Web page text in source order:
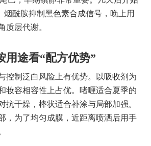
烟酰胺抑制黑色素合成信号，晚上用
质层代谢。
用途看“配方优势”
控制泛白风险上有优势。以吸收剂为
妆容相容性上占优。啫喱适合夏季的
抗干燥，棒状适合补涂与局部加强。
，为了均匀成膜，近距离喷洒后用手